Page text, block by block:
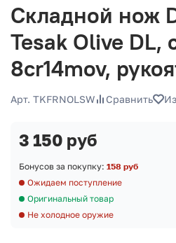
Складной нож
Tesak Olive DL,
8cr14mov,
Арт. TKFRNOLSW Сравнить
3 150 руб
Бонусов за покупку: 158 руб
Ожидаем поступление
Оригинальный товар
Не холодное оружие